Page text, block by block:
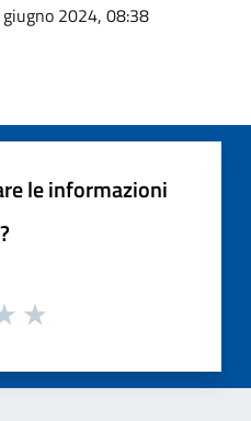
giugno 2024, 08:38
le informazioni